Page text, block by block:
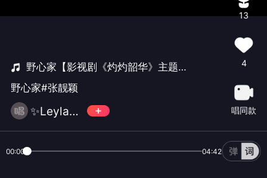
野心家【影视剧《灼灼韶华》主题曲】
野心家#张靓颖
✨Leyla•W
13
4
唱同款
00:00 04:42